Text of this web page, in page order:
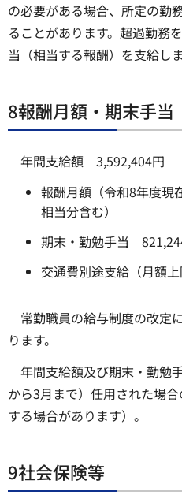
の必要がある場合、所定の勤
ることがあります。超過勤務
当（相当する報酬）を支給しま
8報酬月額・期末手当
年間支給額 3,592,404円
報酬月額（令和8年度
相当分含む）
期末・勤勉手当
交通費別途支給（月額上
常勤職員の給与制度の改定
ります。
年間支給額及び期末・勤勉
から3月まで）任用された場
する場合があります）。
9社会保険等